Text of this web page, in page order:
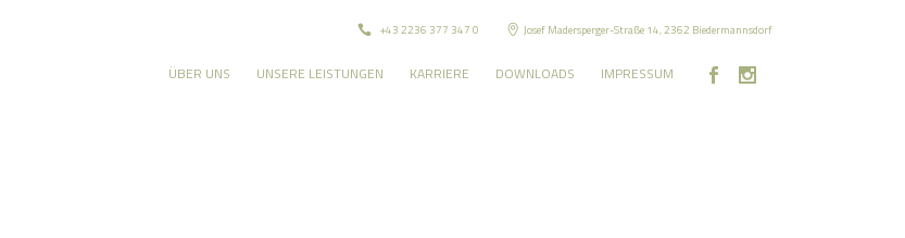
+43 2236 377 347 0 Josef Madersperger-Straße 14, 2362 Biedermannsdorf
ÜBER UNS UNSERE LEISTUNGEN KARRIERE DOWNLOADS IMPRESSUM